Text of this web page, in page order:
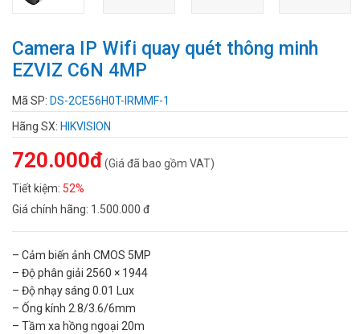
Camera IP Wifi quay quét thông minh
EZVIZ C6N 4MP
Mã SP: DS-2CE56H0T-IRMMF-1
Hãng SX: HIKVISION
720.000đ(Giá đã bao gồm VAT)
Tiết kiệm: 52%
Giá chính hãng: 1.500.000 đ
– Cảm biến ảnh CMOS 5MP
– Độ phân giải 2560 × 1944
– Độ nhạy sáng 0.01 Lux
– Ống kính 2.8/3.6/6mm
– Tầm xa hồng ngoại 20m